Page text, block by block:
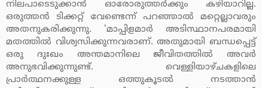
നിലപാടെടുക്കാന്‍ ഓരോരുത്തര്‍ക്കും കഴിയാറില്ല.
ഒരുത്തന്‍ ടിക്കറ്റ് വേണ്ടെന്ന് പറഞ്ഞാല്‍ മറ്റെല്ലാവരും
അതനുകരിക്കുന്നു. 'മാപ്പിളമാര്‍ അടിസ്ഥാനപരമായി
മതത്തില്‍ വിശ്വസിക്കുന്നവരാണ്. അതുമായി ബന്ധപ്പെട്ട്
ഒരു ദുഃഖം അന്തമാനിലെ ജീവിതത്തില്‍ അവര്‍
അനുഭവിക്കുന്നുണ്ട്. വെള്ളിയാഴ്ചകളിലെ
പ്രാര്‍ത്ഥനക്കുള്ള ഒത്തുകൂടല്‍ നടത്താന്‍